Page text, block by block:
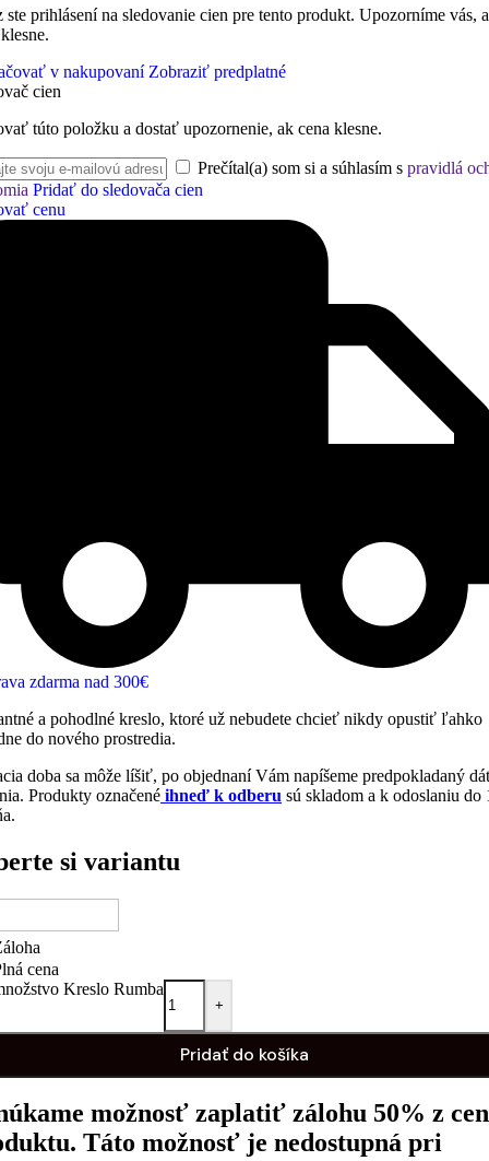
ste prihlásení na sledovanie cien pre tento produkt. Upozorníme vás,
v nakupovaní Zobraziť predplatné
cien
túto položku a dostať upozornenie, ak cena klesne.
Prečítal(a) som si a súhlasím s pravidlá
Pridať do sledovača cien
cenu
zdarma nad 300€
a pohodlné kreslo, ktoré už nebudete chcieť nikdy opustiť ľahko
do nového prostredia.
doba sa môže líšiť, po objednaní Vám napíšeme predpokladaný
Produkty označené ihneď k odberu sú skladom a k odoslaniu do
si variantu
cena
Kreslo Rumba
+
Pridať do košíka
možnosť zaplatiť zálohu 50% z
Táto možnosť je nedostupná pri